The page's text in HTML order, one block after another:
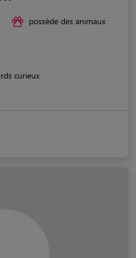
possède des animaux
curieux